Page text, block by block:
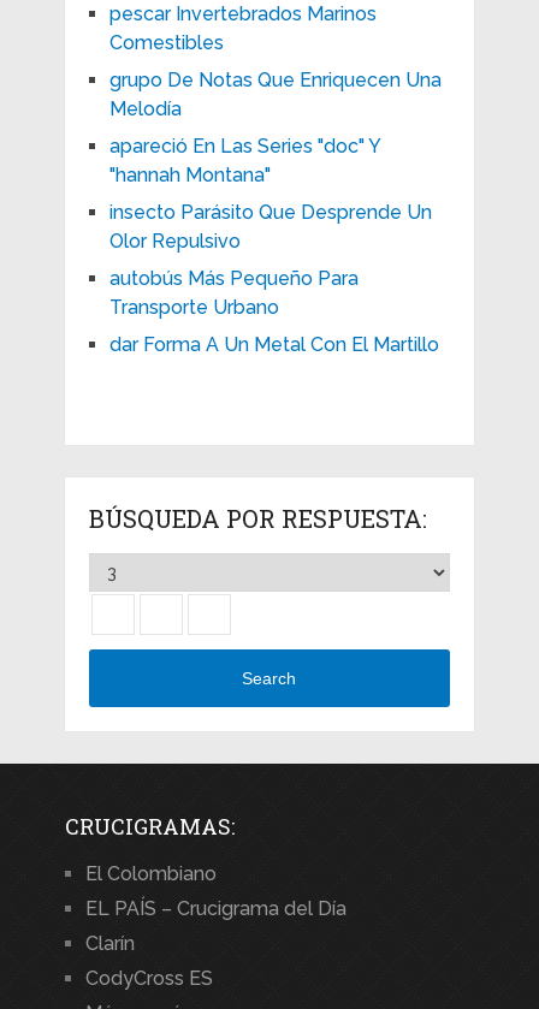
pescar Invertebrados Marinos
Comestibles
grupo De Notas Que Enriquecen Una
Melodía
apareció En Las Series "doc" Y
"hannah Montana"
insecto Parásito Que Desprende Un
Olor Repulsivo
autobús Más Pequeño Para
Transporte Urbano
dar Forma A Un Metal Con El Martillo
BÚSQUEDA POR RESPUESTA:
Search
CRUCIGRAMAS:
El Colombiano
EL PAÍS – Crucigrama del Día
Clarín
CodyCross ES